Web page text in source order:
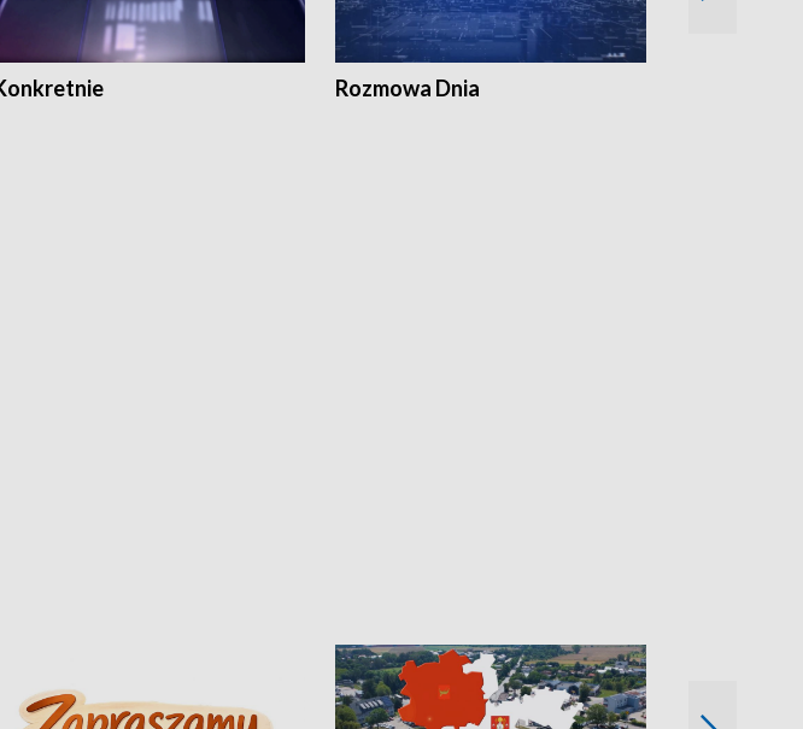
Rozmowa Dnia